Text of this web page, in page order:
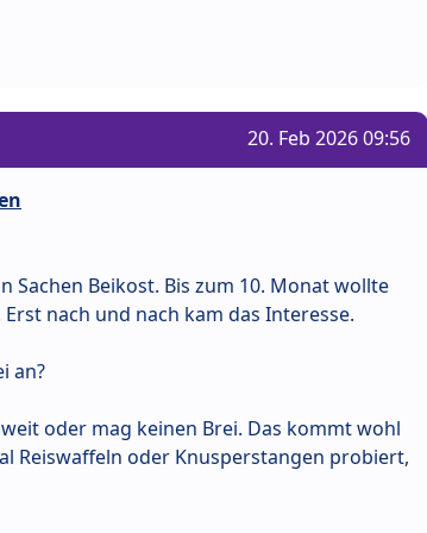
20. Feb 2026 09:56
Sachen Beikost. Bis zum 10. Monat wollte
nach und nach kam das Interesse.
an?
oder mag keinen Brei. Das kommt wohl
Reiswaffeln oder Knusperstangen probiert,